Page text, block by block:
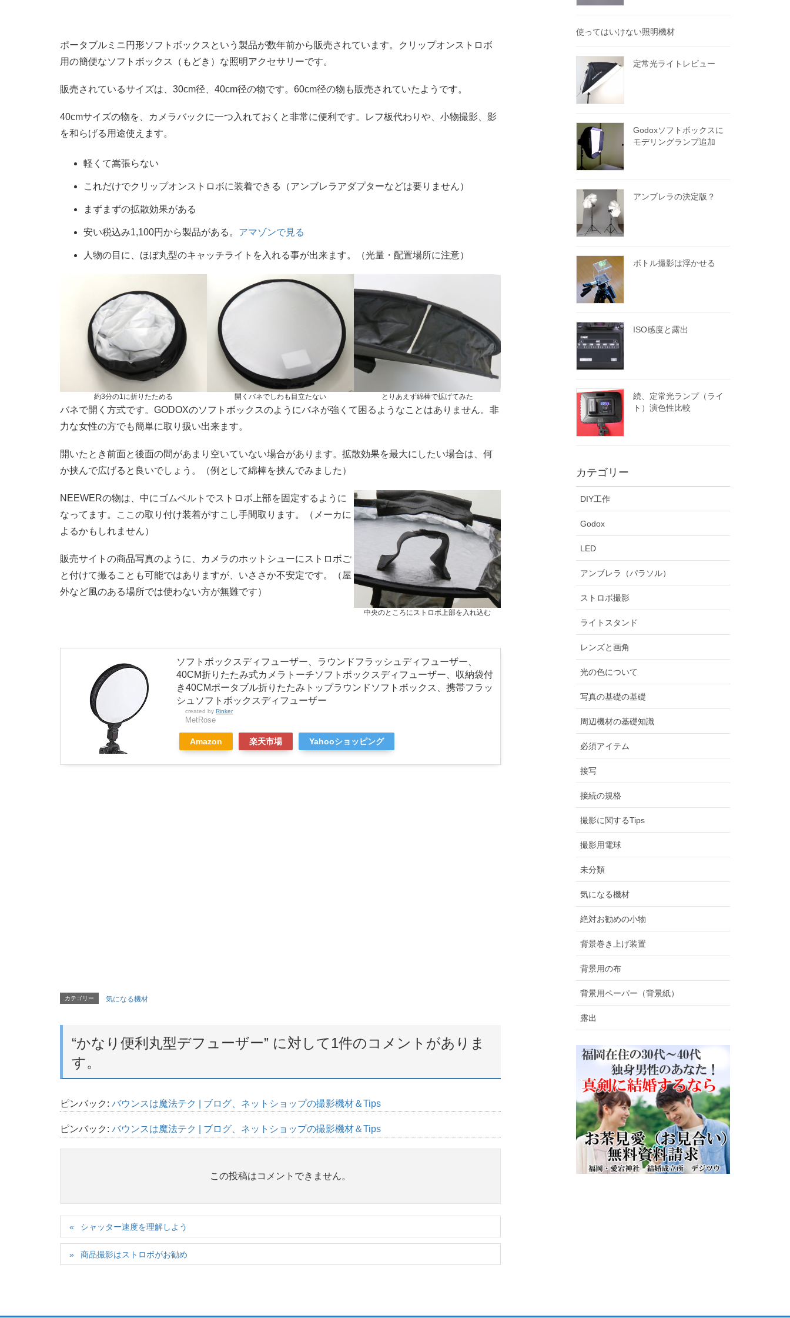
ポータブルミニ円形ソフトボックスという製品が数年前から販売されています。クリップオンストロボ
用の簡便なソフトボックス（もどき）な照明アクセサリーです。
販売されているサイズは、30cm径、40cm径の物です。60cm径の物も販売されていたようです。
40cmサイズの物を、カメラバックに一つ入れておくと非常に便利です。レフ板代わりや、小物撮影、影
を和らげる用途使えます。
軽くて嵩張らない
これだけでクリップオンストロボに装着できる（アンブレラアダプターなどは要りません）
まずまずの拡散効果がある
安い税込み1,100円から製品がある。 アマゾンで見る
人物の目に、ほぼ丸型のキャッチライトを入れる事が出来ます。（光量・配置場所に注意）
約3分の1に折りたためる 開くバネでしわも目立たない とりあえず綿棒で拡げてみた
バネで開く方式です。GODOXのソフトボックスのようにバネが強くて困るようなことはありません。非
力な女性の方でも簡単に取り扱い出来ます。
開いたとき前面と後面の間があまり空いていない場合があります。拡散効果を最大にしたい場合は、何
か挟んで広げると良いでしょう。（例として綿棒を挟んでみました）
NEEWERの物は、中にゴムベルトでストロボ上部を固定するように
なってます。ここの取り付け装着がすこし手間取ります。（メーカに
よるかもしれません）
販売サイトの商品写真のように、カメラのホットシューにストロボご
と付けて撮ることも可能ではありますが、いささか不安定です。（屋
外など風のある場所では使わない方が無難です）
中央のところにストロボ上部を入れ込む
ソフトボックスディフューザー、ラウンドフラッシュディフューザー、
40CM折りたたみ式カメラトーチソフトボックスディフューザー、収納袋付
き40CMポータブル折りたたみトップラウンドソフトボックス、携帯フラッ
シュソフトボックスディフューザー
created by Rinker
MetRose
Amazon 楽天市場 Yahooショッピング
カテゴリー 気になる機材
“かなり便利丸型デフューザー” に対して1件のコメントがありま
す。
ピンバック: バウンスは魔法テク | ブログ、ネットショップの撮影機材＆Tips
ピンバック: バウンスは魔法テク | ブログ、ネットショップの撮影機材＆Tips
この投稿はコメントできません。
シャッター速度を理解しよう
商品撮影はストロボがお勧め
使ってはいけない照明機材
定常光ライトレビュー
Godoxソフトボックスに
モデリングランプ追加
アンブレラの決定版？
ボトル撮影は浮かせる
ISO感度と露出
続、定常光ランプ（ライ
ト）演色性比較
カテゴリー
DIY工作
Godox
LED
アンブレラ（パラソル）
ストロボ撮影
ライトスタンド
レンズと画角
光の色について
写真の基礎の基礎
周辺機材の基礎知識
必須アイテム
接写
接続の規格
撮影に関するTips
撮影用電球
未分類
気になる機材
絶対お勧めの小物
背景巻き上げ装置
背景用の布
背景用ペーパー（背景紙）
露出